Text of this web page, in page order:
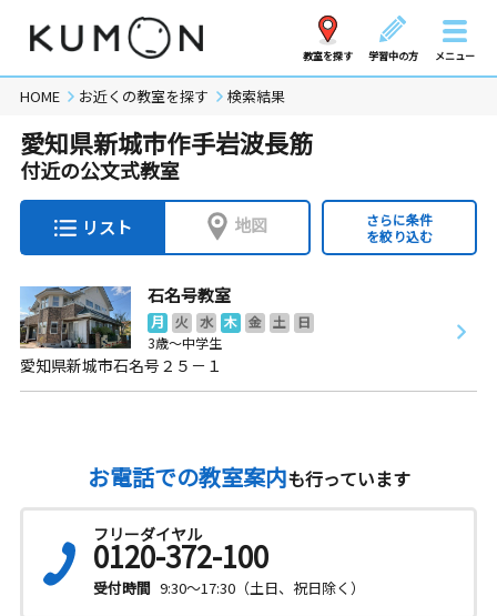
教室を探す 学習中の方 メニュー
HOME お近くの教室を探す 検索結果
愛知県新城市作手岩波長筋
付近の公文式教室
リスト 地図
さらに条件
を絞り込む
石名号教室
月 火 水 木 金 土
日
3歳～中学生
愛知県新城市石名号２５－１
お電話での教室案内も行っています
フリーダイヤル
0120-372-100
受付時間 9:30～17:30（土日、祝日除く）